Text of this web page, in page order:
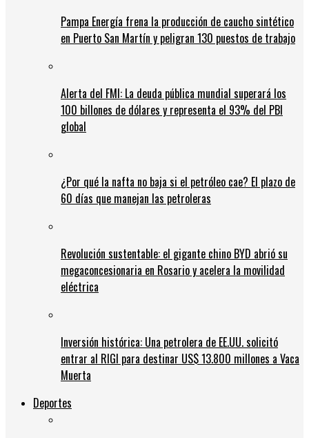
Pampa Energía frena la producción de caucho sintético
en Puerto San Martín y peligran 130 puestos de trabajo
Alerta del FMI: La deuda pública mundial superará los
100 billones de dólares y representa el 93% del PBI
global
¿Por qué la nafta no baja si el petróleo cae? El plazo de
60 días que manejan las petroleras
Revolución sustentable: el gigante chino BYD abrió su
megaconcesionaria en Rosario y acelera la movilidad
eléctrica
Inversión histórica: Una petrolera de EE.UU. solicitó
entrar al RIGI para destinar US$ 13.800 millones a Vaca
Muerta
Deportes